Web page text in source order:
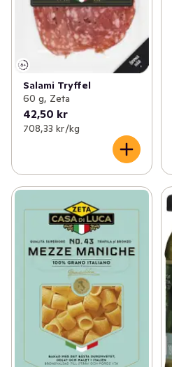
Salami Tryffel
60 g, Zeta
42,50 kr
708,33 kr /kg